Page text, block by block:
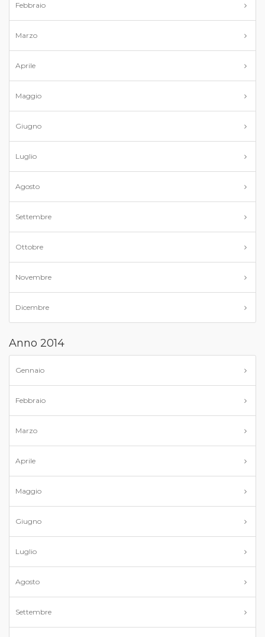
Febbraio
Marzo
Aprile
Maggio
Giugno
Luglio
Agosto
Settembre
Ottobre
Novembre
Dicembre
Anno 2014
Gennaio
Febbraio
Marzo
Aprile
Maggio
Giugno
Luglio
Agosto
Settembre